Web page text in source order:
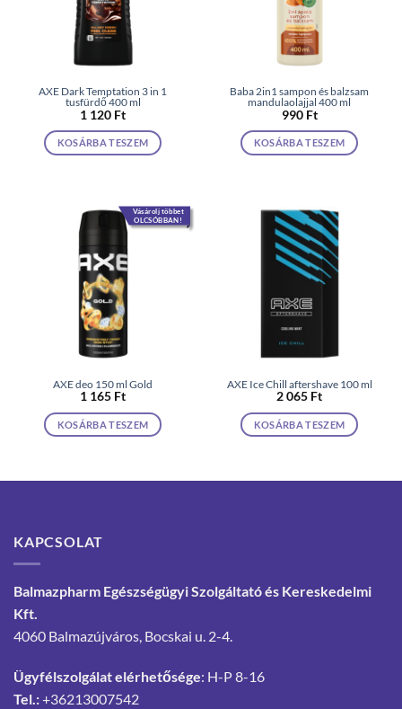
AXE Dark Temptation 3 in 1
tusfürdő 400 ml
1 120 Ft
KOSÁRBA TESZEM
Baba 2in1 sampon és balzsam
mandulaolajjal 400 ml
990 Ft
KOSÁRBA TESZEM
Vásárolj többet
OLCSÓBBAN!
AXE deo 150 ml Gold
1 165 Ft
KOSÁRBA TESZEM
AXE Ice Chill aftershave 100 ml
2 065 Ft
KOSÁRBA TESZEM
KAPCSOLAT
Balmazpharm Egészségügyi Szolgáltató és Kereskedelmi
Kft.
4060 Balmazújváros, Bocskai u. 2-4.
Ügyfélszolgálat elérhetősége: H-P 8-16
Tel.:+36213007542